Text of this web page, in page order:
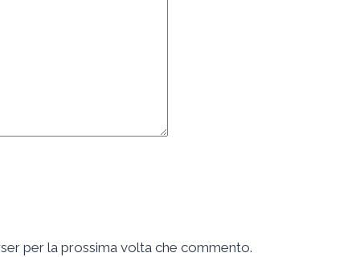
per la prossima volta che commento.